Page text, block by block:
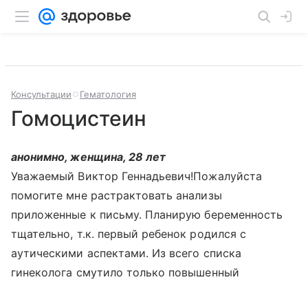
Консультации Гематология
Гомоцистеин
анонимно, женщина, 28 лет
Уважаемый Виктор Геннадьевич!Пожалуйста
помогите мне растрактовать анализы
приложенные к письму. Планирую беременность
тщательно, т.к. первый ребенок родился с
аутическими аспектами. Из всего списка
гинеколога смутило только повышенный